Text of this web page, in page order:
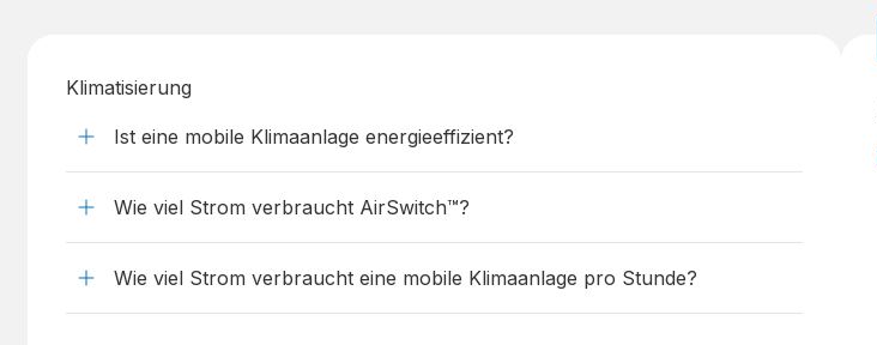
Klimatisierung
Ist eine mobile Klimaanlage energieeffizient?
Wie viel Strom verbraucht AirSwitch™?
Wie viel Strom verbraucht eine mobile Klimaanlage pro Stunde?